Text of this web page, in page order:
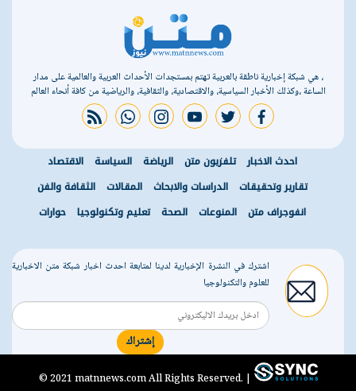
، هي شبكة إخبارية ناطقة بالعربية تهتم بمستجدات الأحداث العربية والعالمية على مدار
الساعة ،وكذلك الأخبار السياسية، والاقتصادية، والثقافية، والرياضية من كافة أنحاء العالم
facebook
twitter
youtube
instagram
whatsapp
rss feed
احدث الاخبار تلفزيون متن الرياضة السياسة
الاقتصاد
تقارير وتحقيقات
الدراسات والابحاث المقالات
الثقافة والفن
انفوجراف متن
المنوعات الصحة تعليم وتكنولوجيا حوارات
اشترك في النشرة الإخبارية لدينا لمتابعة احدث اخبار شبكة متن الاخبارية
للعلوم والتكنولوجيا
إشتراك
© 2021 matnnews.com All Rights Reserved. |